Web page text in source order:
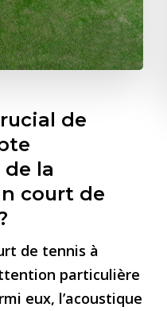
de
de la
court de
de tennis à
particulière
eux, l’acoustique